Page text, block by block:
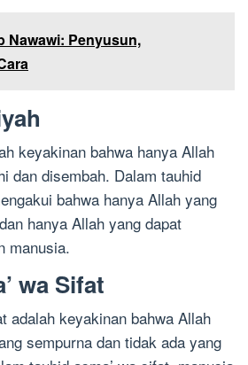
Nawawi: Penyusun,
keyakinan bahwa hanya Allah
dan disembah. Dalam tauhid
bahwa hanya Allah yang
hanya Allah yang dapat
manusia.
wa Sifat
adalah keyakinan bahwa Allah
sempurna dan tidak ada yang